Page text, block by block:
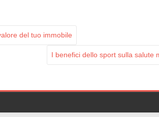
del tuo immobile
I benefici dello sport sulla salute